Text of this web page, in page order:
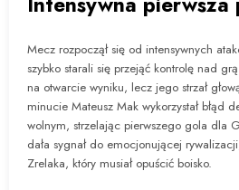
Mecz rozpoczął się od intensywnych
szybko starali się przejąć kontrolę nad
na otwarcie wyniku, lecz jego strzał
minucie Mateusz Mak wykorzystał błąd
wolnym, strzelając pierwszego gola dla
dała sygnał do emocjonującej
Zrelaka, który musiał opuścić boisko.